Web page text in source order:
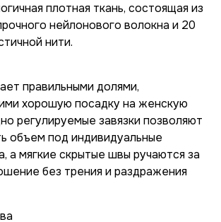
плотная ткань, состоящая из
нейлонового волокна и 20
нити.
правильными долями,
хорошую посадку на женскую
регулируемые завязки позволяют
объем под индивидуальные
а мягкие скрытые швы ручаются за
без трения и раздражения